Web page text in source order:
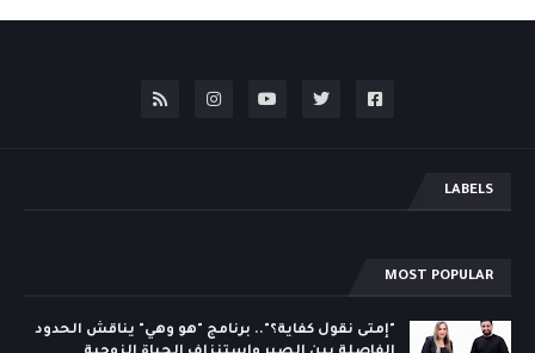
LABELS
MOST POPULAR
"إمتى نقول كفاية؟".. برنامج "هو وهي" يناقش الحدود